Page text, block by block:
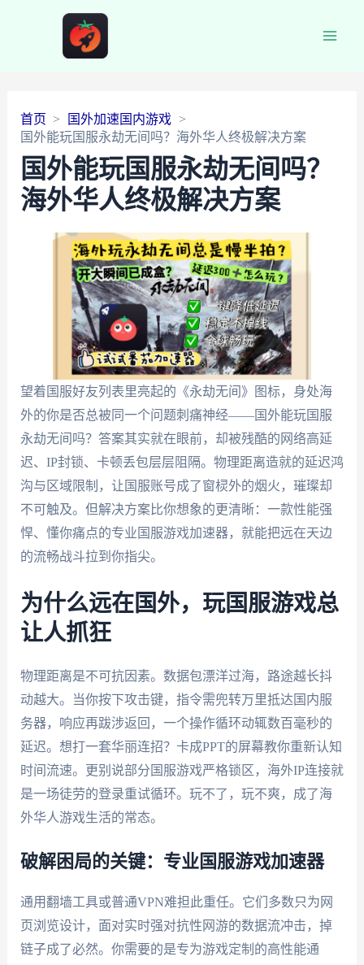
首页
国外加速国内游戏
国外能玩国服永劫无间吗？海外华人终极解决方案
国外能玩国服永劫无间吗？
海外华人终极解决方案
望着国服好友列表里亮起的《永劫无间》图标，身处海
外的你是否总被同一个问题刺痛神经——国外能玩国服
永劫无间吗？答案其实就在眼前，却被残酷的网络高延
迟、IP封锁、卡顿丢包层层阻隔。物理距离造就的延迟鸿
沟与区域限制，让国服账号成了窗棂外的烟火，璀璨却
不可触及。但解决方案比你想象的更清晰：一款性能强
悍、懂你痛点的专业国服游戏加速器，就能把远在天边
的流畅战斗拉到你指尖。
为什么远在国外，玩国服游戏总
让人抓狂
物理距离是不可抗因素。数据包漂洋过海，路途越长抖
动越大。当你按下攻击键，指令需兜转万里抵达国内服
务器，响应再跋涉返回，一个操作循环动辄数百毫秒的
延迟。想打一套华丽连招？卡成PPT的屏幕教你重新认知
时间流速。更别说部分国服游戏严格锁区，海外IP连接就
是一场徒劳的登录重试循环。玩不了，玩不爽，成了海
外华人游戏生活的常态。
破解困局的关键：专业国服游戏加速器
通用翻墙工具或普通VPN难担此重任。它们多数只为网
页浏览设计，面对实时强对抗性网游的数据流冲击，掉
链子成了必然。你需要的是专为游戏定制的高性能通